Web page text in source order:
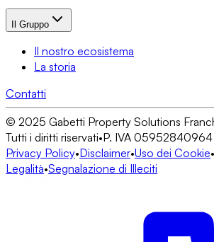
Il Gruppo
Il nostro ecosistema
La storia
Contatti
© 2025 Gabetti Property Solutions
Tutti i diritti riservati•P. IVA 05952840964
Privacy Policy•Disclaimer•Uso dei Cookie•
Legalità•Segnalazione di Illeciti